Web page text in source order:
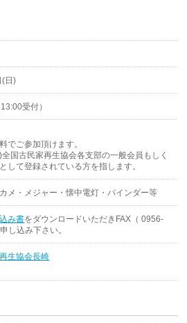
(日)
受付）
でご参加頂けます。
国古民家再生協会各支部の一般会員もしく
して登録されている方を指します。
メ・メジャー・懐中電灯・バインダー等
み書をダウンロードいただきFAX（ 0956-
し込み下さい。
生協会長崎